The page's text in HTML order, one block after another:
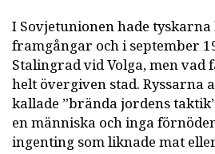
I Sovjetunionen hade
framgångar och i september
Stalingrad vid Volga, men vad
helt övergiven stad. Ryssarna
kallade ”brända jordens
en människa och inga
ingenting som liknade mat